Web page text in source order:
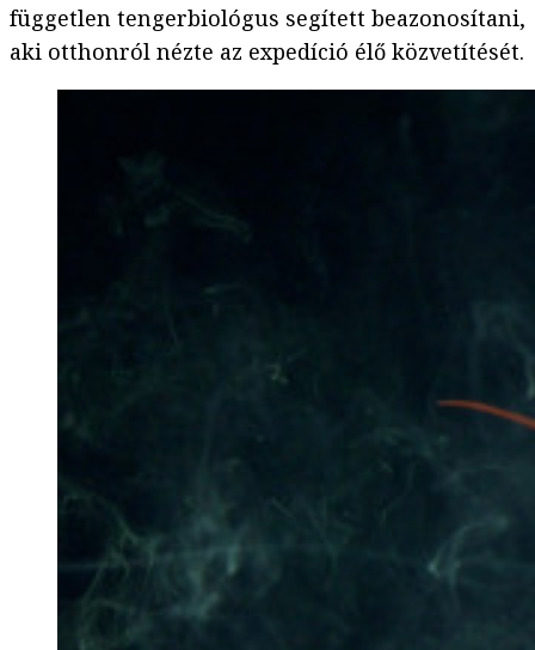
független tengerbiológus segített beazonosítani,
aki otthonról nézte az expedíció élő közvetítését.